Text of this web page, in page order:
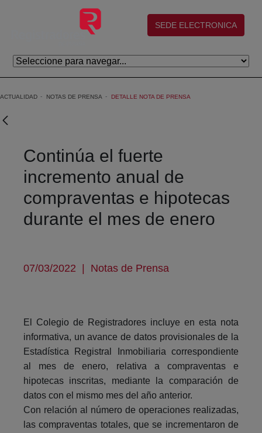
Saltar al contenido principal
(abre en nueva ventana)
SEDE ELECTRONICA
ACTUALIDAD NOTAS DE PRENSA DETALLE NOTA DE PRENSA
Continúa el fuerte
incremento anual de
compraventas e hipotecas
durante el mes de enero
07/03/2022 | Notas de Prensa
El Colegio de Registradores incluye en esta nota
informativa, un avance de datos provisionales de la
Estadística Registral Inmobiliaria correspondiente
al mes de enero, relativa a compraventas e
hipotecas inscritas, mediante la comparación de
datos con el mismo mes del año anterior.
Con relación al número de operaciones realizadas,
las compraventas totales, que se incrementaron de